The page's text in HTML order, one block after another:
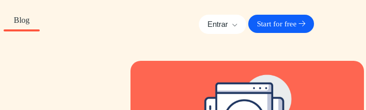
Blog Entrar Start for free